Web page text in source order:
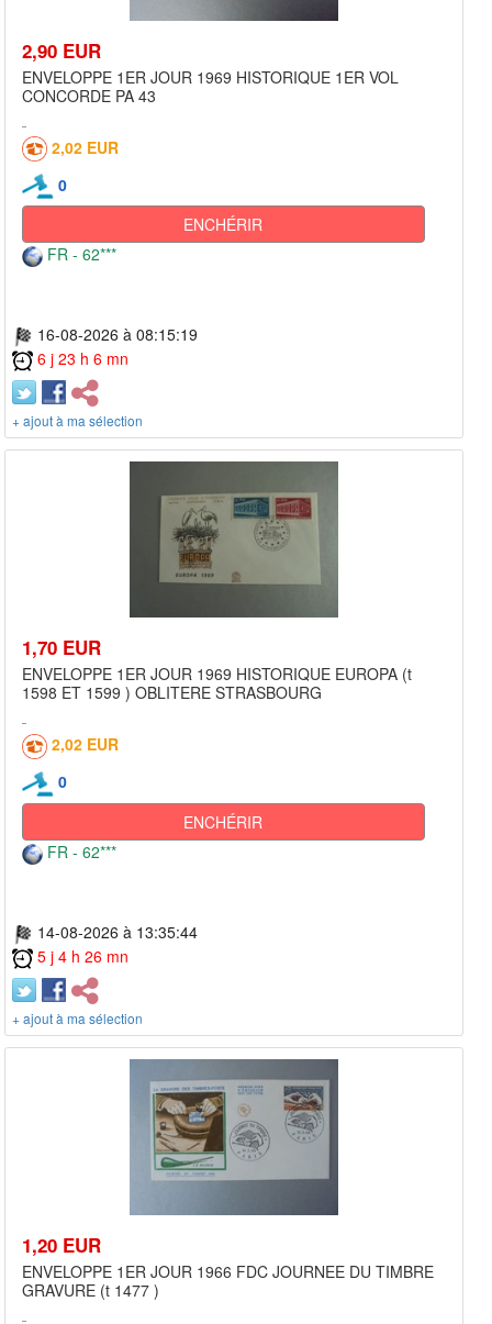
2,90 EUR
ENVELOPPE 1ER JOUR 1969 HISTORIQUE 1ER VOL
CONCORDE PA 43
2,02 EUR
0
ENCHÉRIR
FR - 62***
16-08-2026 à 08:15:19
6 j 23 h 6 mn
+ ajout à ma sélection
1,70 EUR
ENVELOPPE 1ER JOUR 1969 HISTORIQUE EUROPA (t
1598 ET 1599 ) OBLITERE STRASBOURG
2,02 EUR
0
ENCHÉRIR
FR - 62***
14-08-2026 à 13:35:44
5 j 4 h 26 mn
+ ajout à ma sélection
1,20 EUR
ENVELOPPE 1ER JOUR 1966 FDC JOURNEE DU TIMBRE
GRAVURE (t 1477 )